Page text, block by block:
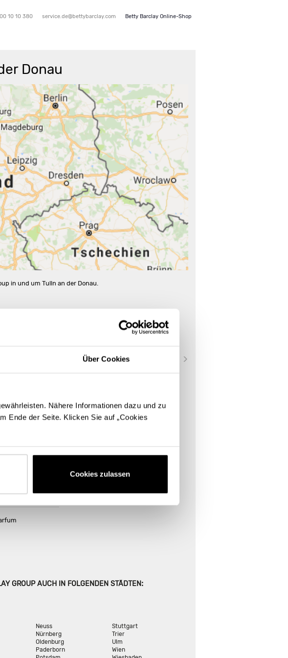
Über Cookies
Nähere Informationen dazu und zu
Ende der Seite. Klicken Sie auf „Cookies
Cookies zulassen
10 10 380 service.de@bettybarclay.com Betty Barclay Online-Shop
Donau
in und um Tulln an der Donau.
GROUP AUCH IN FOLGENDEN STÄDTEN:
Neuss
Nürnberg
Oldenburg
Paderborn
Stuttgart
Trier
Ulm
Wien